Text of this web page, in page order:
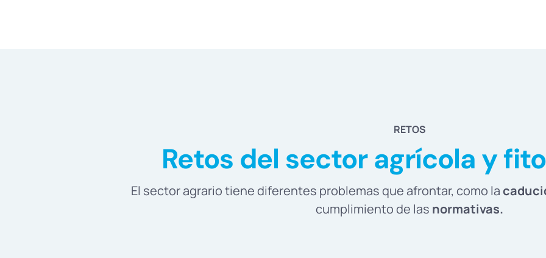
RETOS
Retos del sector agrícola y
El sector agrario tiene diferentes problemas que afrontar, como la
cumplimiento de las normativas.